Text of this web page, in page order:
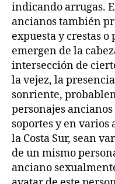
indicando arrugas.
ancianos también
expuesta y crestas
emergen de la
intersección de
la vejez, la
sonriente,
personajes
soportes y en varios
la Costa Sur, sean
de un mismo
anciano